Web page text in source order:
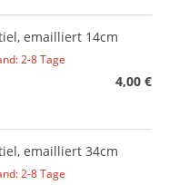
emailliert 14cm
2-8 Tage
4,00 €
emailliert 34cm
2-8 Tage